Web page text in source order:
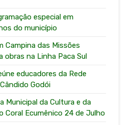
especial em
do município
Campina das Missões
obras na Linha Paca Sul
educadores da Rede
Godói
Municipal da Cultura e da
Coral Ecumênico 24 de Julho